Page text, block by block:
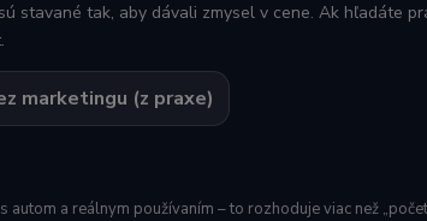
stavané tak, aby dávali zmysel v cene. Ak hľadáte
marketingu (z praxe)
a reálnym používaním – to rozhoduje viac než „počet